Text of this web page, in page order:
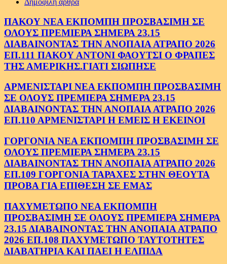
ΠΑΚΟΥ ΝΕΑ ΕΚΠΟΜΠΗ ΠΡΟΣΒΑΣΙΜΗ ΣΕ
ΟΛΟΥΣ ΠΡΕΜΙΕΡΑ ΣΗΜΕΡΑ 23.15
ΔΙΑΒΑΙΝΟΝΤΑΣ ΤΗΝ ΑΝΟΠΑΙΑ ΑΤΡΑΠΟ 2026
ΕΠ.111 ΠΑΚΟΥ ΑΝΤΟΝΙ ΦΑΟΥΤΣΙ Ο ΦΡΑΠΕΣ
ΤΗΣ ΑΜΕΡΙΚΗΣ.ΓΙΑΤΙ ΣΙΩΠΗΣΕ
ΑΡΜΕΝΙΣΤΑΡΙ ΝΕΑ ΕΚΠΟΜΠΗ ΠΡΟΣΒΑΣΙΜΗ
ΣΕ ΟΛΟΥΣ ΠΡΕΜΙΕΡΑ ΣΗΜΕΡΑ 23.15
ΔΙΑΒΑΙΝΟΝΤΑΣ ΤΗΝ ΑΝΟΠΑΙΑ ΑΤΡΑΠΟ 2026
ΕΠ.110 ΑΡΜΕΝΙΣΤΑΡΙ Η ΕΜΕΙΣ Η ΕΚΕΙΝΟΙ
ΓΟΡΓΟΝΙΑ ΝΕΑ ΕΚΠΟΜΠΗ ΠΡΟΣΒΑΣΙΜΗ ΣΕ
ΟΛΟΥΣ ΠΡΕΜΙΕΡΑ ΣΗΜΕΡΑ 23.15
ΔΙΑΒΑΙΝΟΝΤΑΣ ΤΗΝ ΑΝΟΠΑΙΑ ΑΤΡΑΠΟ 2026
ΕΠ.109 ΓΟΡΓΟΝΙΑ ΤΑΡΑΧΕΣ ΣΤΗΝ ΘΕΟΥΤΑ
ΠΡΟΒΑ ΓΙΑ ΕΠΙΘΕΣΗ ΣΕ ΕΜΑΣ
ΠΑΧΥΜΕΤΩΠΟ ΝΕΑ ΕΚΠΟΜΠΗ
ΠΡΟΣΒΑΣΙΜΗ ΣΕ ΟΛΟΥΣ ΠΡΕΜΙΕΡΑ ΣΗΜΕΡΑ
23.15 ΔΙΑΒΑΙΝΟΝΤΑΣ ΤΗΝ ΑΝΟΠΑΙΑ ΑΤΡΑΠΟ
2026 ΕΠ.108 ΠΑΧΥΜΕΤΩΠΟ ΤΑΥΤΟΤΗΤΕΣ
ΔΙΑΒΑΤΗΡΙΑ ΚΑΙ ΠΑΕΙ Η ΕΛΠΙΔΑ